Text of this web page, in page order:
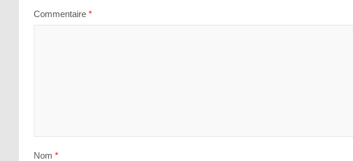
Commentaire *
Nom *